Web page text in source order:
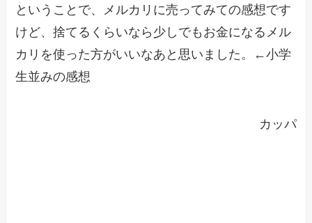
ということで、メルカリに売ってみての感想です
けど、捨てるくらいなら少しでもお金になるメル
カリを使った方がいいなあと思いました。←小学
生並みの感想
カッパ